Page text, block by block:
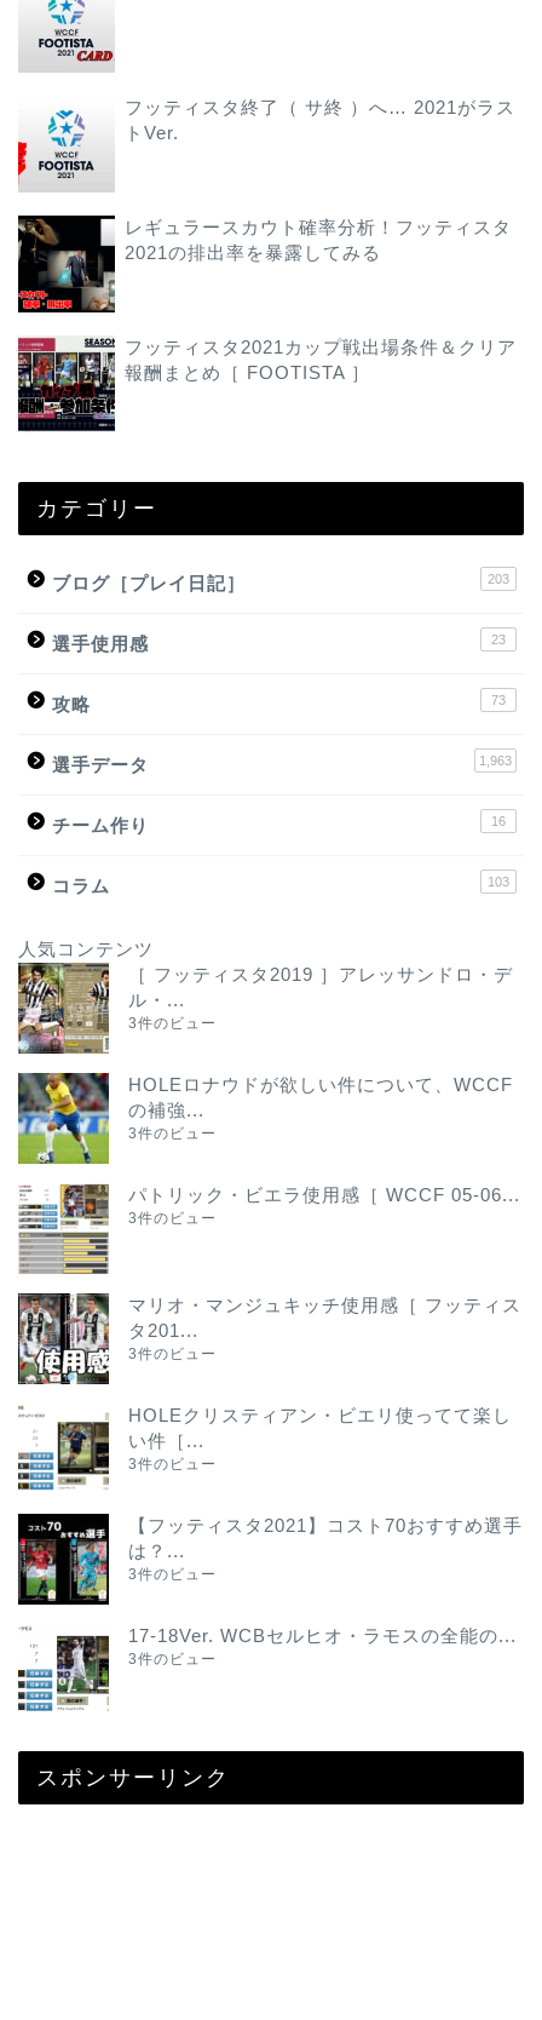
フッティスタ終了（ サ終 ）へ… 2021がラス
トVer.
レギュラースカウト確率分析！フッティスタ
2021の排出率を暴露してみる
フッティスタ2021カップ戦出場条件＆クリア
報酬まとめ［ FOOTISTA ］
カテゴリー
ブログ［プレイ日記］ 203
選手使用感 23
攻略 73
選手データ 1,963
チーム作り 16
コラム 103
人気コンテンツ
［ フッティスタ2019 ］アレッサンドロ・デ
ル・...
3件のビュー
HOLEロナウドが欲しい件について、WCCF
の補強...
3件のビュー
パトリック・ビエラ使用感［ WCCF 05-06...
3件のビュー
マリオ・マンジュキッチ使用感［ フッティス
タ201...
3件のビュー
HOLEクリスティアン・ビエリ使ってて楽し
い件［...
3件のビュー
【フッティスタ2021】コスト70おすすめ選手
は？...
3件のビュー
17-18Ver. WCBセルヒオ・ラモスの全能の...
3件のビュー
スポンサーリンク